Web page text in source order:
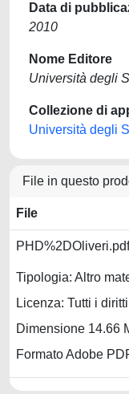
Data di
2010
Nome Editore
Università degli
Collezione di
Università degli
File in questo
File
Tipologia: Altro
Licenza: Tutti i
Dimensione 14.66
Formato Adobe